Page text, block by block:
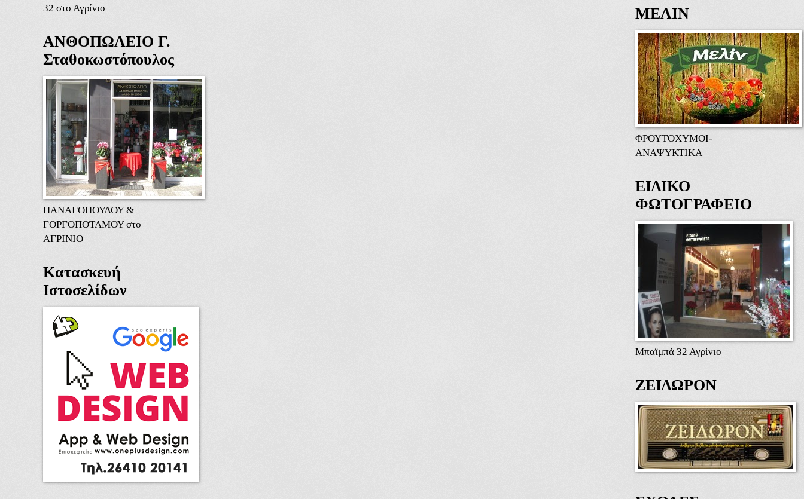
32 στο Αγρίνιο
ΑΝΘΟΠΩΛΕΙΟ Γ.
Σταθοκωστόπουλος
ΠΑΝΑΓΟΠΟΥΛΟΥ &
ΓΟΡΓΟΠΟΤΑΜΟΥ στο
ΑΓΡΙΝΙΟ
Κατασκευή
Ιστοσελίδων
ΜΕΛΙΝ
ΦΡΟΥΤΟΧΥΜΟΙ-
ΑΝΑΨΥΚΤΙΚΑ
ΕΙΔΙΚΟ
ΦΩΤΟΓΡΑΦΕΙΟ
Μπαϊμπά 32 Αγρίνιο
ΖΕΙΔΩΡΟΝ